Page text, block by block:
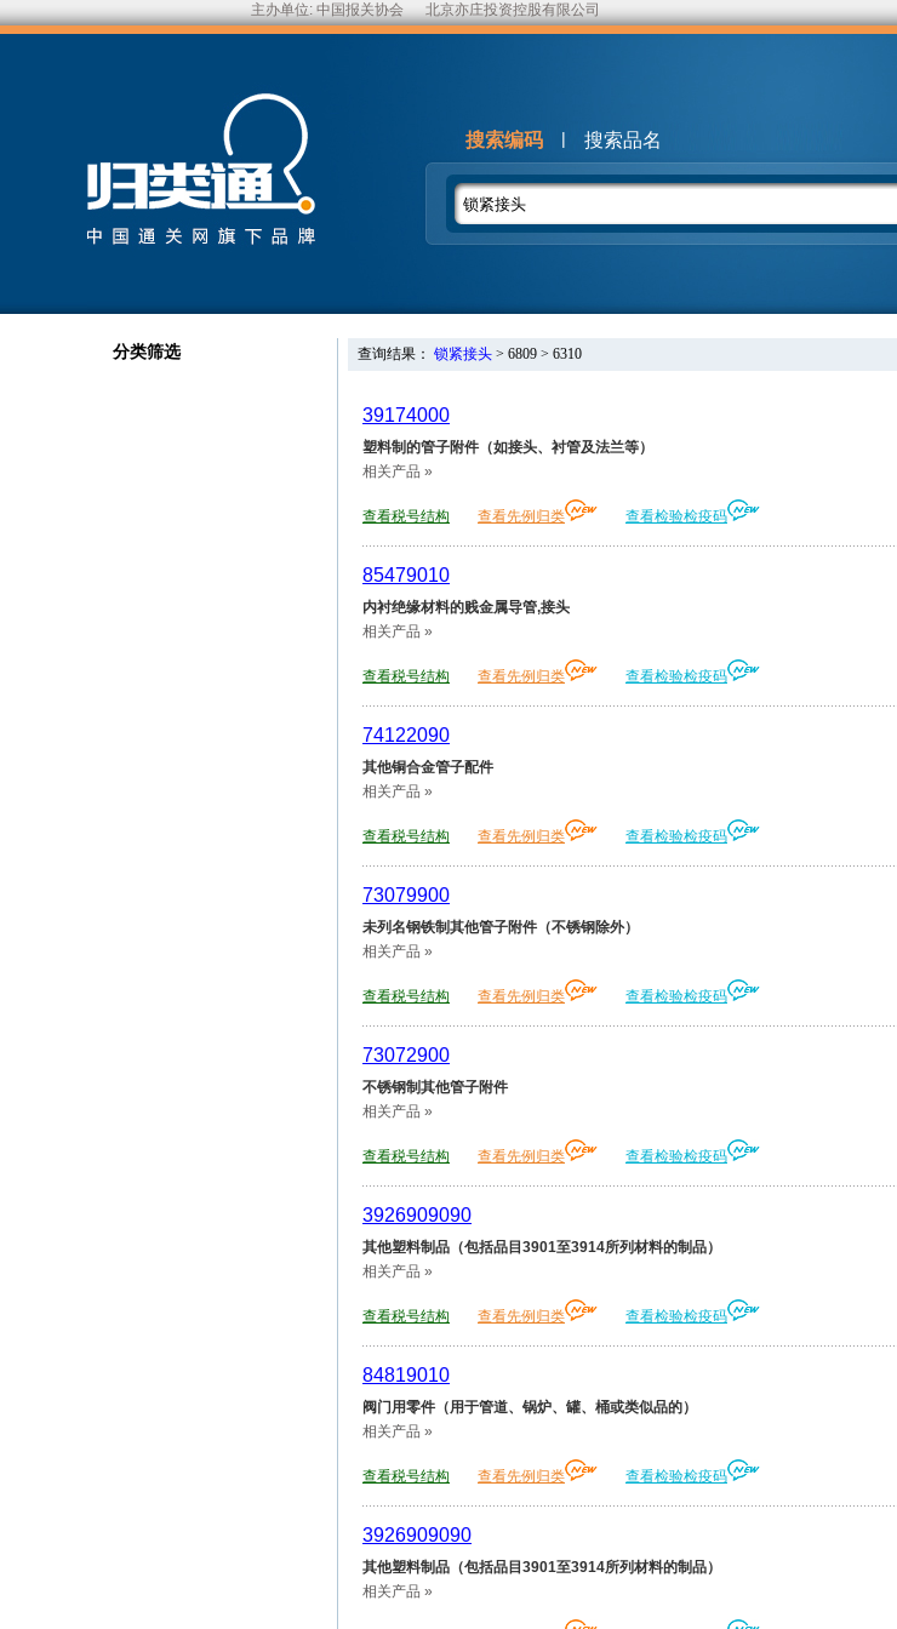
主办单位: 中国报关协会 北京亦庄投资控股有限公司
搜索编码 | 搜索品名
分类筛选 查询结果： 锁紧接头 > 6809 > 6310
39174000
塑料制的管子附件（如接头、衬管及法兰等）
相关产品 »
查看税号结构 查看先例归类 查看检验检疫码
85479010
内衬绝缘材料的贱金属导管,接头
相关产品 »
查看税号结构 查看先例归类 查看检验检疫码
74122090
其他铜合金管子配件
相关产品 »
查看税号结构 查看先例归类 查看检验检疫码
73079900
未列名钢铁制其他管子附件（不锈钢除外）
相关产品 »
查看税号结构 查看先例归类 查看检验检疫码
73072900
不锈钢制其他管子附件
相关产品 »
查看税号结构 查看先例归类 查看检验检疫码
3926909090
其他塑料制品（包括品目3901至3914所列材料的制品）
相关产品 »
查看税号结构 查看先例归类 查看检验检疫码
84819010
阀门用零件（用于管道、锅炉、罐、桶或类似品的）
相关产品 »
查看税号结构 查看先例归类 查看检验检疫码
3926909090
其他塑料制品（包括品目3901至3914所列材料的制品）
相关产品 »